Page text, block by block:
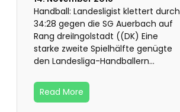
Handball: Landesligist klettert durch
34:28 gegen die SG Auerbach auf
Rang dreiIngolstadt ((DK) Eine
starke zweite Spielhälfte genügte
den Landesliga-Handballern…
Read More